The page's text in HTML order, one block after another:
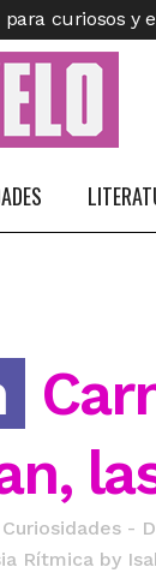
curiosos y
Curiosidades -
Rítmica by